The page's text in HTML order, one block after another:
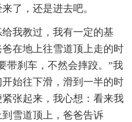
了，还是进去吧。
我教过，我有一定的基
在地上往雪道顶上走的时
带刹车，不然会摔跤。”我
始往下滑，滑到一半的时
张起来，我心想：看来我
雪道顶上，爸爸告诉